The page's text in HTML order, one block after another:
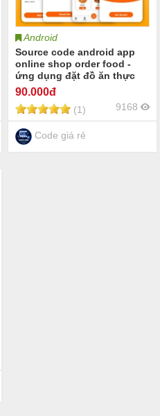
Android
Source code android app
online shop order food -
ứng dụng đặt đồ ăn thực
phẩm kotlin firebase
90.000đ
(1) 9168
Code giá rẻ